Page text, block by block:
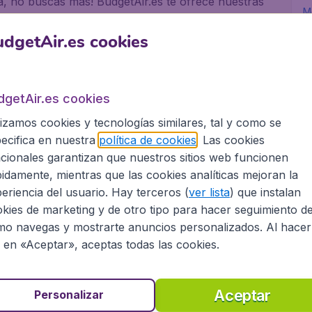
tu destino, la fecha de salida y regreso, el
los vuelos mas baratos con distintas opciones
te damos
de vuelo!
amigos o con toda la familia, BudgetAir.es
vuelos con mas de 500 aerolineas, incluido low-
Bárbara en BudgetAir.es?
a nuestra colaboracion con Booking.com
cookies
cookies
cookies y tecnologías similares, tal y como se
en nuestra política de cookies . Las cookies
garantizan que nuestros sitios web funcionen
mientras que las cookies analíticas mejoran la
del usuario. Hay terceros (ver lista) que instalan
de marketing y de otro tipo para hacer seguimiento de
navegas y mostrarte anuncios personalizados. Al hacer
en «Aceptar», aceptas todas las cookies.
Aceptar
Personalizar